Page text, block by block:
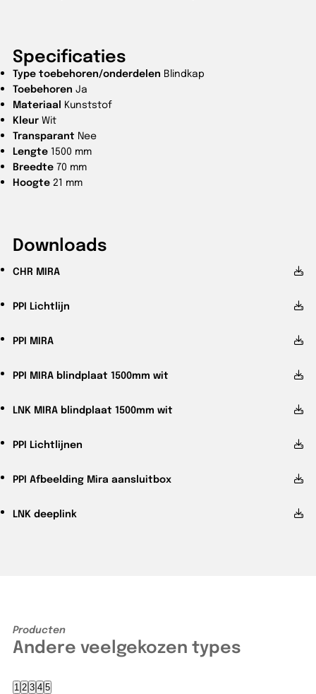
Specificaties
Type toebehoren/onderdelen Blindkap
Toebehoren Ja
Materiaal Kunststof
Kleur Wit
Transparant Nee
Lengte 1500 mm
Breedte 70 mm
Hoogte 21 mm
Downloads
CHR MIRA
PPI Lichtlijn
PPI MIRA
PPI MIRA blindplaat 1500mm wit
LNK MIRA blindplaat 1500mm wit
PPI Lichtlijnen
PPI Afbeelding Mira aansluitbox
LNK deeplink
Producten
Andere veelgekozen types
1 2 3 4 5